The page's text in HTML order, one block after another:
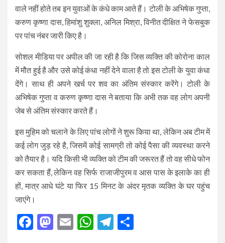
वाले नहीं होते तब इन युवाओं के कंधे काम आते हैं। टोली के अभिषेक गुप्ता,
करुण कृष्णा दास, हिमांशु शुक्ला, अनिल मिश्रा, विनीत दीक्षित ने फेसबुक
पर पांच नंबर जारी किए है।
सोशल मीडिया पर अपील की जा रही है कि जिस व्यक्ति की कोरोना काल
में मौत हुई है और उसे कोई कंधा नहीं देने वाला है तो इस टोली के युवा कंधा
देंगे। साथ ही अपने खर्च पर शव का अंतिम संस्कार करेंगे। टोली के
अभिषेक गुप्ता व करुण कृष्णा दास ने बताया कि अभी तक वह लोग अपनी
जेब से अंतिम संस्कार करते हैं।
इस मुहिम को चलाने के लिए पांच लोगों ने शुरू किया था, लेकिन अब टीम में
कई लोग जुड़ रहे है, जिसमें कोई सामग्री तो कोई पैसा की व्यवस्था करने
को तैयार है। यदि किसी भी व्यक्ति को टीम की जरूरत हैं तो वह सीधे फोन
कर सकता हैं, लेकिन वह सिर्फ राजाजीपुरम व आस पास के इलाके का ही
हों, मात्र आधे घंटे या फिर 15 मिनट के अंदर मृतक व्यक्ति के घर पहुंच
जाएंगे।
Facebook
Mastodon
EmailWhatsApp
Telegram